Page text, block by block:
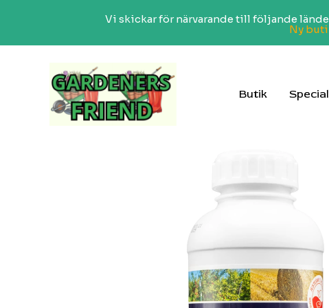
Vi skickar för närvarande till följande
Ny
Butik